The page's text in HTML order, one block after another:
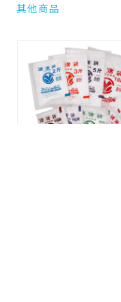
其他商品